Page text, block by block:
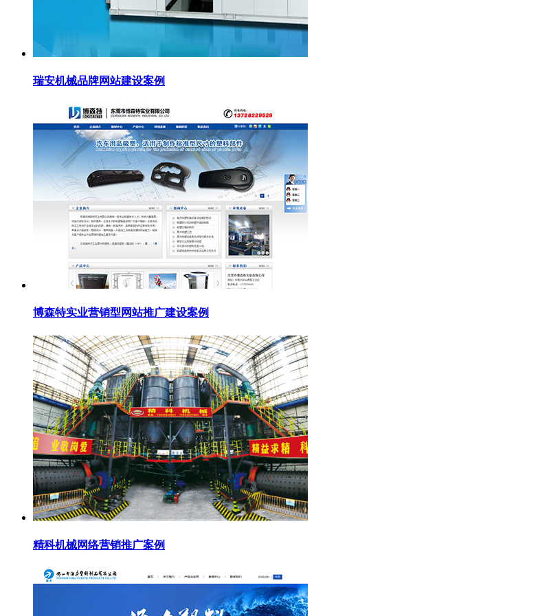
瑞安机械品牌网站建设案例
博森特实业营销型网站推广建设案例
精科机械网络营销推广案例